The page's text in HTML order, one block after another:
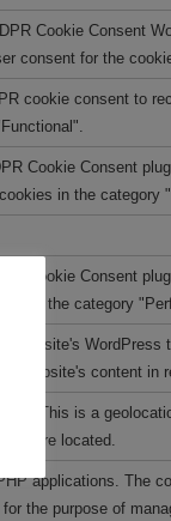
Cookie Consent
consent for the
cookie consent to
Cookie Consent
in the category
Cookie Consent
in the category
website's WordPress
website's content in
This is a
are located.
applications. The
the purpose of